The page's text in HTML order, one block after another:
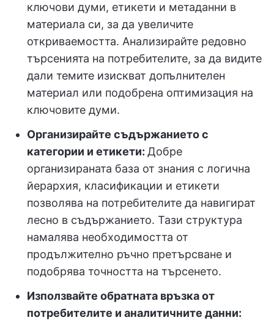
ключови думи, етикети и метаданни в
материала си, за да увеличите
откриваемостта. Анализирайте редовно
търсенията на потребителите, за да видите
дали темите изискват допълнителен
материал или подобрена оптимизация на
ключовите думи.
Организирайте съдържанието с
категории и етикети: Добре
организираната база от знания с логична
йерархия, класификации и етикети
позволява на потребителите да навигират
лесно в съдържанието. Тази структура
намалява необходимостта от
продължително ръчно претърсване и
подобрява точността на търсенето.
Използвайте обратната връзка от
потребителите и аналитичните данни: